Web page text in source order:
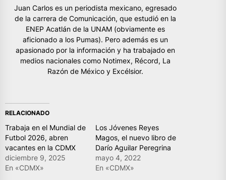
Juan Carlos es un periodista mexicano, egresado
de la carrera de Comunicación, que estudió en la
ENEP Acatlán de la UNAM (obviamente es
aficionado a los Pumas). Pero además es un
apasionado por la información y ha trabajado en
medios nacionales como Notimex, Récord, La
Razón de México y Excélsior.
RELACIONADO
Trabaja en el Mundial de
Futbol 2026, abren
vacantes en la CDMX
diciembre 9, 2025
En «CDMX»
Los Jóvenes Reyes
Magos, el nuevo libro de
Darío Aguilar Peregrina
mayo 4, 2022
En «CDMX»